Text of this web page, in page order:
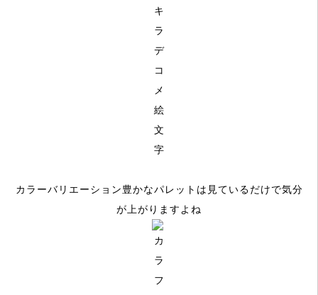
カラーバリエーション豊かなパレットは見ているだけで気分
が上がりますよね